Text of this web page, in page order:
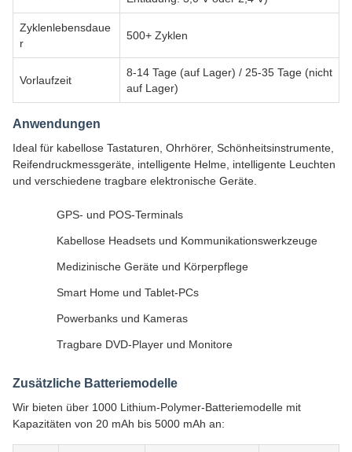
Zyklenlebensdaue
r
500+ Zyklen
Vorlaufzeit
8-14 Tage (auf Lager) / 25-35 Tage (nicht
auf Lager)
Anwendungen
Ideal für kabellose Tastaturen, Ohrhörer, Schönheitsinstrumente,
Reifendruckmessgeräte, intelligente Helme, intelligente Leuchten
und verschiedene tragbare elektronische Geräte.
GPS- und POS-Terminals
Kabellose Headsets und Kommunikationswerkzeuge
Medizinische Geräte und Körperpflege
Smart Home und Tablet-PCs
Powerbanks und Kameras
Tragbare DVD-Player und Monitore
Zusätzliche Batteriemodelle
Wir bieten über 1000 Lithium-Polymer-Batteriemodelle mit
Kapazitäten von 20 mAh bis 5000 mAh an: